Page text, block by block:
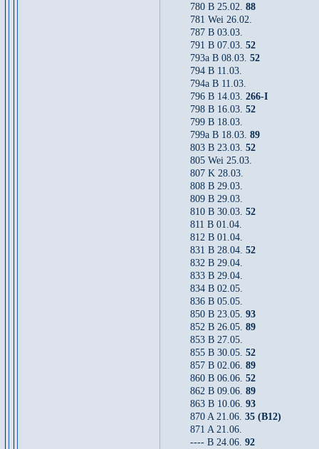
780 B 25.02. 88
781 Wei 26.02.
787 B 03.03.
791 B 07.03. 52
793a B 08.03. 52
794 B 11.03.
794a B 11.03.
796 B 14.03. 266-I
798 B 16.03. 52
799 B 18.03.
799a B 18.03. 89
803 B 23.03. 52
805 Wei 25.03.
807 K 28.03.
808 B 29.03.
809 B 29.03.
810 B 30.03. 52
811 B 01.04.
812 B 01.04.
831 B 28.04. 52
832 B 29.04.
833 B 29.04.
834 B 02.05.
836 B 05.05.
850 B 23.05. 93
852 B 26.05. 89
853 B 27.05.
855 B 30.05. 52
857 B 02.06. 89
860 B 06.06. 52
862 B 09.06. 89
863 B 10.06. 93
870 A 21.06. 35 (B12)
871 A 21.06.
---- B 24.06. 92